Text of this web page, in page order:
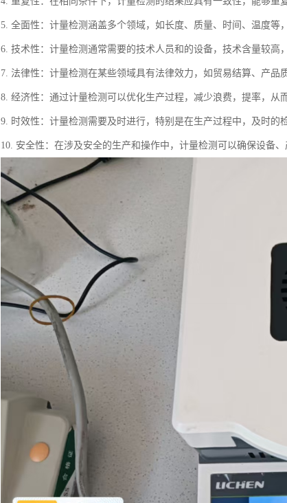
5. 全面性：计量检测涵盖多个领域，如长度、质量、时间、温度等
6. 技术性：计量检测通常需要的技术人员和的设备，技术含量较高
7. 法律性：计量检测在某些领域具有法律效力，如贸易结算、产品
8. 经济性：通过计量检测可以优化生产过程，减少浪费，提率，从
9. 时效性：计量检测需要及时进行，特别是在生产过程中，及时的
10. 安全性：在涉及安全的生产和操作中，计量检测可以确保设备、